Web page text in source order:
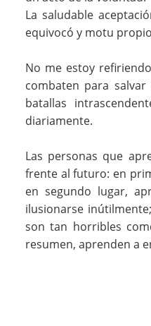
La saludable
equivocó y motu
No me estoy
combaten para
batallas
diariamente.
Las personas que
frente al futuro: en
en segundo lugar,
ilusionarse
son tan horribles
resumen, aprenden a